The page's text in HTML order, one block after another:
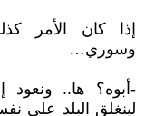
إذا كان الأمر
وسوري…
-أبوه؟ ها.. ونعود
لينغلق البلد على